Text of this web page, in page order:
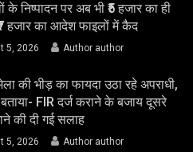
के निष्पादन पर अब भी ₹5 हजार का ही
हजार का आदेश फाइलों में कैद
5, 2026 Author author
की भीड़ का फायदा उठा रहे अपराधी,
FIR दर्ज कराने के बजाय दूसरे
की दी गई सलाह
5, 2026 Author author